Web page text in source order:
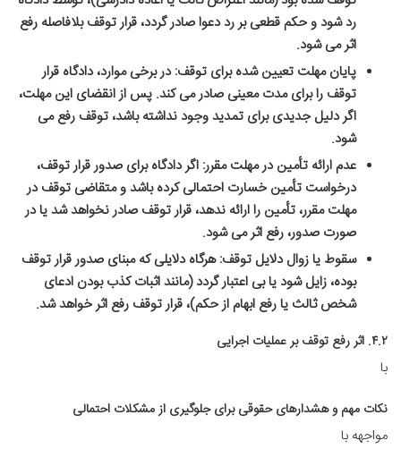
رد شود و حکم قطعی بر رد دعوا صادر گردد، قرار توقف بلافاصله رفع
اثر می شود.
پایان مهلت تعیین شده برای توقف:در برخی موارد، دادگاه قرار
توقف را برای مدت معینی صادر می کند. پس از انقضای این مهلت،
اگر دلیل جدیدی برای تمدید وجود نداشته باشد، توقف رفع می
شود.
عدم ارائه تأمین در مهلت مقرر: اگر دادگاه برای صدور قرار توقف،
درخواست تأمین خسارت احتمالی کرده باشد و متقاضی توقف در
مهلت مقرر، تأمین را ارائه ندهد، قرار توقف صادر نخواهد شد یا در
صورت صدور، رفع اثر می شود.
سقوط یا زوال دلایل توقف:هرگاه دلایلی که مبنای صدور قرار توقف
بوده، زایل شود یا بی اعتبار گردد (مانند اثبات کذب بودن ادعای
شخص ثالث یا رفع ابهام از حکم)، قرار توقف رفع اثر خواهد شد.
۴.۲. اثر رفع توقف بر عملیات اجرایی
با
نکات مهم و هشدارهای حقوقی برای جلوگیری از مشکلات احتمالی
مواجهه با